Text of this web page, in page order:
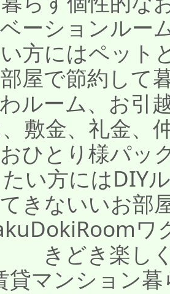
ーションルー
方にはペット
屋で節約して
ルーム、お引
敷金、礼金、
ひとり様パッ
い方にはDIY
きないいお部
ワ
きどき楽し
貸マンション